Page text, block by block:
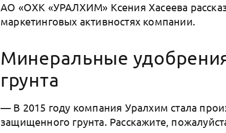
АО «ОХК «УРАЛХИМ» Ксения Хасеева
маркетинговых активностях компании.
Минеральные
грунта
— В 2015 году компания Уралхим стала
защищенного грунта. Расскажите,